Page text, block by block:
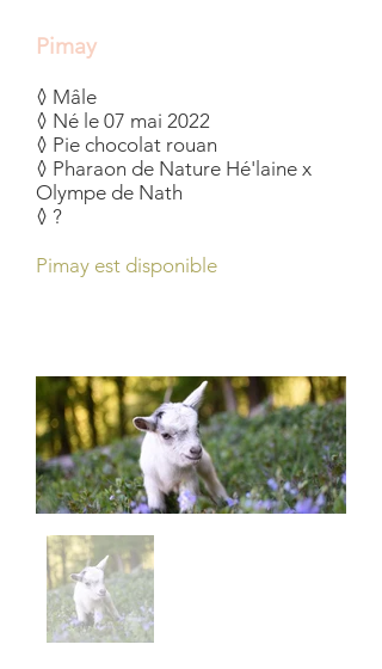
Pimay
◊ Mâle
◊ Né le 07 mai 2022
◊ Pie chocolat rouan
◊ Pharaon de Nature Hé'laine x
Olympe de Nath
◊ ?
Pimay est disponible